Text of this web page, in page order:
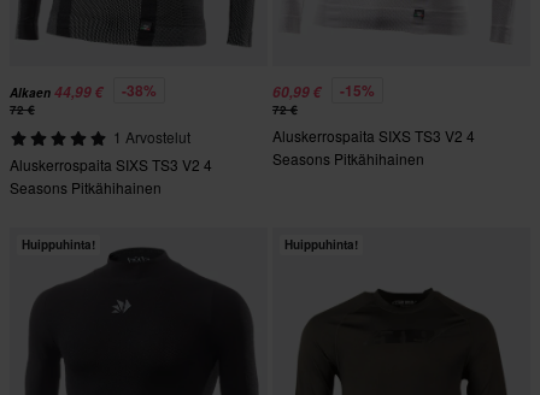
Alkaen 44,99 € -38%
72 €
1 Arvostelut
Aluskerrospaita SIXS TS3 V2 4
Seasons Pitkähihainen
60,99 € -15%
72 €
Aluskerrospaita SIXS TS3 V2 4
Seasons Pitkähihainen
Huippuhinta! Huippuhinta!